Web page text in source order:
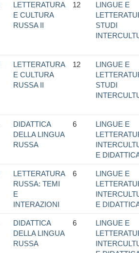
LETTERATURA
E CULTURA
RUSSA II
12
LINGUE E
STUDI
LETTERATURA
E CULTURA
RUSSA II
12
LINGUE E
STUDI
DIDATTICA
DELLA LINGUA
RUSSA
6
LINGUE E
E
LETTERATURA
RUSSA: TEMI
E
INTERAZIONI
6
LINGUE E
E
DIDATTICA
DELLA LINGUA
RUSSA
6
LINGUE E